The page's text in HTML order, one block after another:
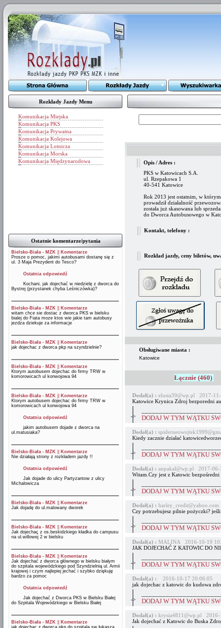
Rozkłady Jazdy Menu
Komunikacja Miejska
Komunikacja PKS
Komunikacja Prywatna
Komunikacja Kolejowa
Komunikacja Lotnicza
Komunikacja Morska
Komunikacja Międzynarodowa
Ostatnie komentarze/pytania
Bielsko-Biała - MZK
Komentarze
Prosze o pomoc, jakimi autobusami dostanę się z
ul. 3 Maja Prezydent do Tesco?
Ostatnia odpowiedź
Kochani, jak dojechać w niedzielę z dworca do
Bystrej (przystanek chyba Leśniczówka)?
Bielsko-Biała - MZK
Komentarze
witam chce sie dostac z dworca PKS w bielsku
bialej do Fiata moze ktos wie jakie tam autobusy
jezdza dziekuje za informacje
Bielsko-Biała - MZK
Komentarze
jak dojechac z dworca pkp na szyndzielnie?
Bielsko-Biała - MZK
Komentarze
Ktorym autobusem dojechac do firmy TRW w
komorowicach ul konwojowa 94
Bielsko-Biała - MZK
Komentarze
Ktorym autobusem dojechac do firmy TRW w
komorowicach ul konwojowa 94
Ostatnia odpowiedź
jakim autobusem dojade z dworca na
ul.matusiaka?
Bielsko-Biała - MZK
Komentarze
Nie działają strony z rozkładem jazdy !!
Ostatnia odpowiedź
Jak dojade do ulicy Partyzantow z ulicy
Michalowicza
Bielsko-Biała - MZK
Komentarze
Jak dojadę do ul.malowany dworek
Bielsko-Biała - MZK
Komentarze
Jak dojechaç z os.beskidzkiego kładka do campusu
na ul.willowej 2 w bielsku
Bielsko-Biała - MZK
Komentarze
Jak dojechać z dworca głównego w bielsku białym
do szpitala wojewódzkiego pod Szyndzielnią ul. Armii
krajowej i czym najlepiej jechać i szybko dziękuję
bardzo za pomoc
Ostatnia odpowiedź
Jak dojechać z Dworca PKS w Bielsku Białej
do Szpitala Wojewódzkiego w Bielsku Białej
Bielsko-Biała - MZK
Komentarze
jak dojechac z dworca pkp do szpitala sw łukasza
Opis / Adres :
PKS w Katowicach S.A.
ul. Rzepakowa 1
40-541 Katowice
Rok 2013 jest ostatnim, w
prowadził działalność
została już skasowana lub
do Dworca Autobusowego w
Kontakt, telefony :
Rozkład jazdy, ceny biletów,
Obsługiwane miasta :
Katowice
Łącznie (460)
Dodał(a) : elusia39@wp.pl 2017-
Katowice Krynica Zdroj bezporedni
->
DODAJ W TYM WĄTKU
Dodał(a) :
Kiedy zacznie działać
->
DODAJ W TYM WĄTKU
Dodał(a) : anpakal@wp.pl 2017-06-
Witam.Czy jest z Katowic
->
DODAJ W TYM WĄTKU
Dodał(a) :
Czy potrzebujesz pilnie pożyczki?
->
DODAJ W TYM WĄTKU
Dodał(a) : MALINA 2016-10-19
JAK DOJECHAĆ Z KATOWIC DO
->
DODAJ W TYM WĄTKU
Dodał(a) :
2016-10-17 20:06:05
jak dojechac z katowic do kudowa
->
DODAJ W TYM WĄTKU
Dodał(a) : krysia4811@wp.pl 2016-
Jak dojechać z Katowic do Buska